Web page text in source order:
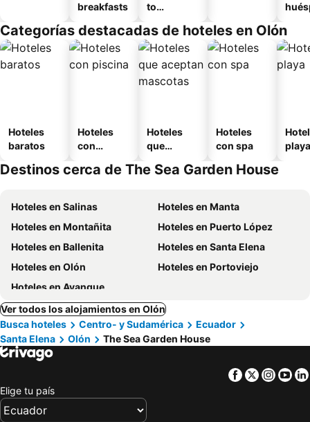
breakfasts
to
o
Categorías destacadas de hoteles en Olón
Hoteles
baratos
Hoteles
con
Hoteles
que
mascotas
Hoteles
con spa
playa
Destinos cerca de The Sea Garden House
Hoteles en Salinas
Hoteles en Manta
Hoteles en Montañita
Hoteles en Puerto López
Hoteles en Ballenita
Hoteles en Santa Elena
Hoteles en Olón
Hoteles en Portoviejo
Hoteles en Ayangue
Ver todos los alojamientos en Olón
Busca hoteles
Centro- y Sudamérica
Ecuador
Santa Elena
Olón The Sea Garden House
Facebook
Twitter
Elige tu país